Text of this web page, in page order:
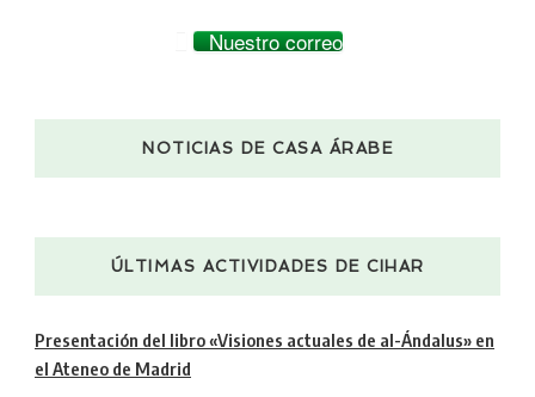
Nuestro correo
NOTICIAS DE CASA ÁRABE
ÚLTIMAS ACTIVIDADES DE CIHAR
Presentación del libro «Visiones actuales de al-Ándalus» en
el Ateneo de Madrid